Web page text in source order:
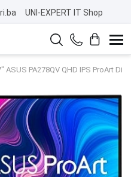
UNI-EXPERT IT Shop
ASUS PA278QV QHD IPS ProArt